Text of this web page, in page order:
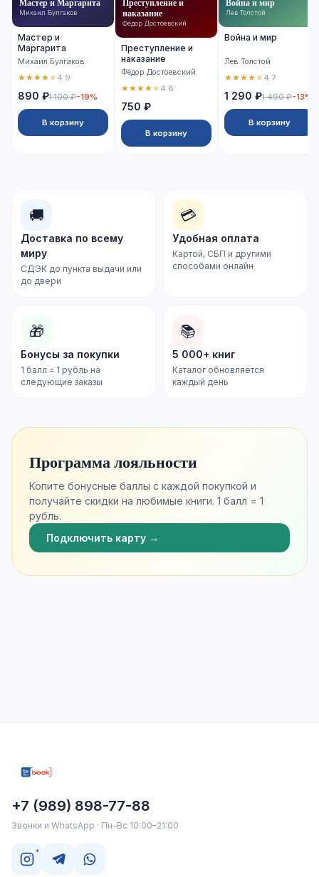
Мастер и Маргарита
Михаил Булгаков
Мастер и
Маргарита
Михаил Булгаков
★★★★★4.9
890 ₽1 100 ₽-19%
В корзину
Преступление и
наказание
Фёдор Достоевский
Преступление и
наказание
Фёдор Достоевский
★★★★★4.8
750 ₽
В корзину
Война и мир
Лев Толстой
Война и мир
Лев Толстой
★★★★★4.7
1 290 ₽1 490 ₽-13%
В корзину
🚚
Доставка по всему
миру
СДЭК до пункта выдачи или
до двери
💳
Удобная оплата
Картой, СБП и другими
способами онлайн
🎁
Бонусы за покупки
1 балл = 1 рубль на
следующие заказы
📚
5 000+ книг
Каталог обновляется
каждый день
Программа лояльности
Копите бонусные баллы с каждой покупкой и
получайте скидки на любимые книги. 1 балл = 1
рубль.
Подключить карту →
+7 (989) 898-77-88
Звонки и WhatsApp · Пн–Вс 10:00–21:00
*